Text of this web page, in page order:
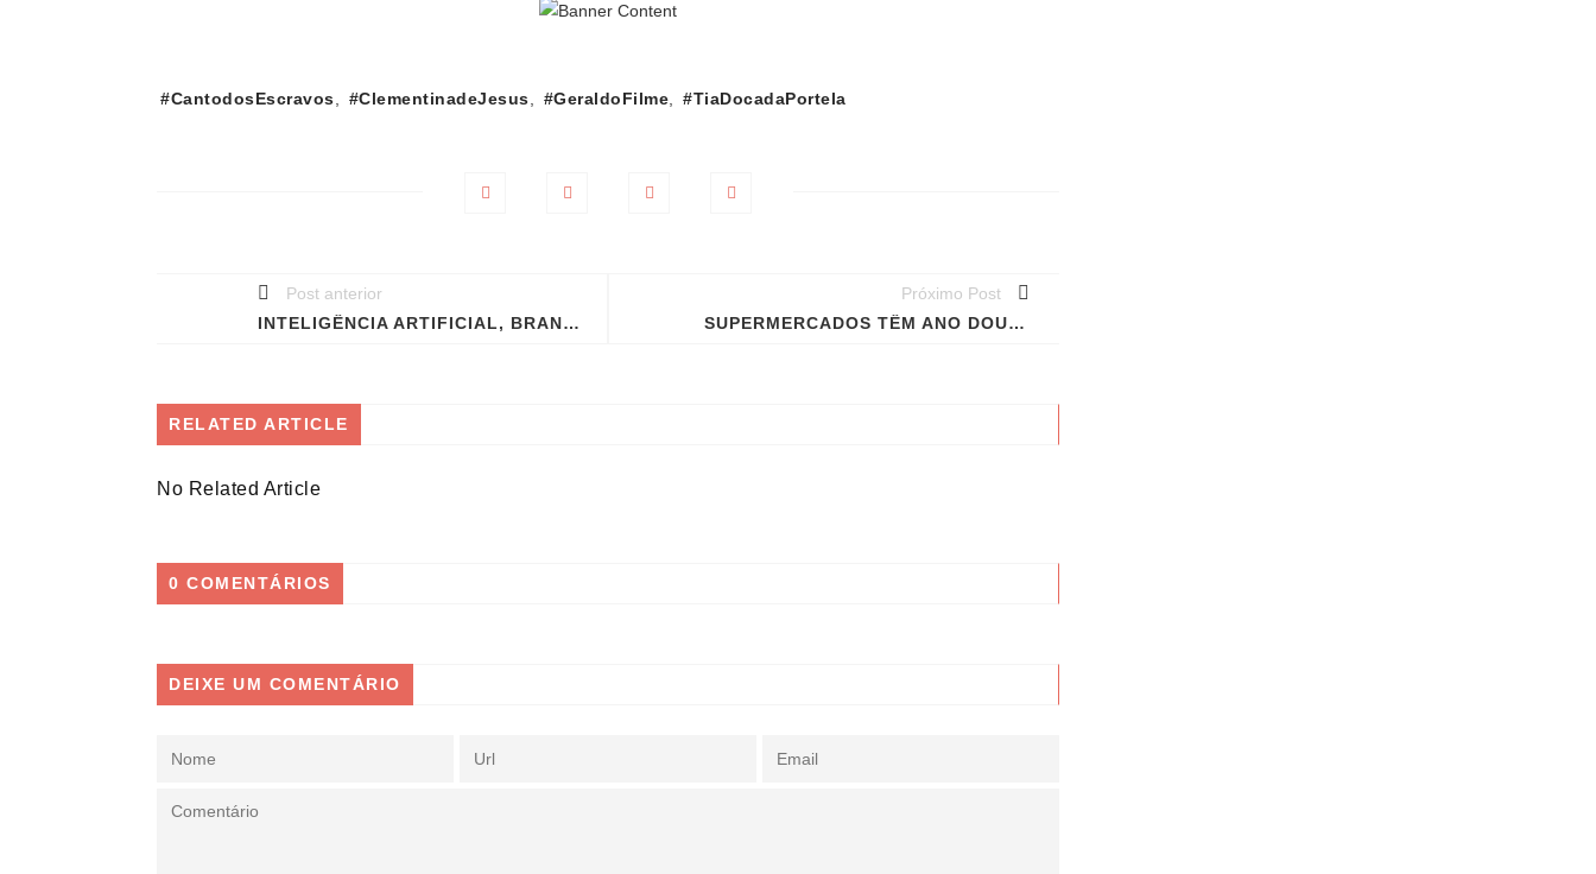
Tags:
#CantodosEscravos, #ClementinadeJesus, #GeraldoFilme, #TiaDocadaPortela
Post anterior
INTELIGÊNCIA ARTIFICIAL, BRANQUITUDE E CAPITALISMO
Próximo Post
SUPERMERCADOS TÊM ANO DOURADO EM MEIO À INSEGURANÇA ALIMENTAR E INCERTEZAS PARA TRABALHADORAS
RELATED ARTICLE
No Related Article
0 COMENTÁRIOS
DEIXE UM COMENTÁRIO